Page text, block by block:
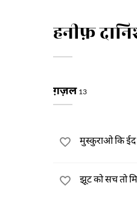
हनीफ़
ग़ज़ल 13
मुस्कुराओ कि ईद
झूट को सच तो